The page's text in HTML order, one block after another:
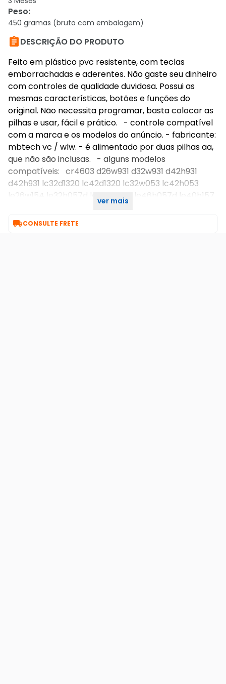
Peso:
450 gramas (bruto com embalagem)
DESCRIÇÃO DO PRODUTO
Feito em plástico pvc resistente, com teclas
emborrachadas e aderentes. Não gaste seu dinheiro
com controles de qualidade duvidosa. Possui as
mesmas características, botões e funções do
original. Não necessita programar, basta colocar as
pilhas e usar, fácil e prático. - controle compatível
com a marca e os modelos do anúncio. - fabricante:
mbtech vc / wlw. - é alimentado por duas pilhas aa,
que não são inclusas. - alguns modelos
compatíveis: cr4603 d26w931 d32w931 d42h931
d42h931 lc32d1320 lc42d1320 lc32w053 lc42h053
le26w154 le32h057d le42h057d le46h057d le40h157
ver mais
CONSULTE FRETE